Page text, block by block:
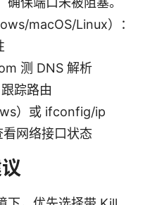
macOS/Linux）：
测 DNS 解析
踪路由
）或 ifconfig/ip
网络接口状态